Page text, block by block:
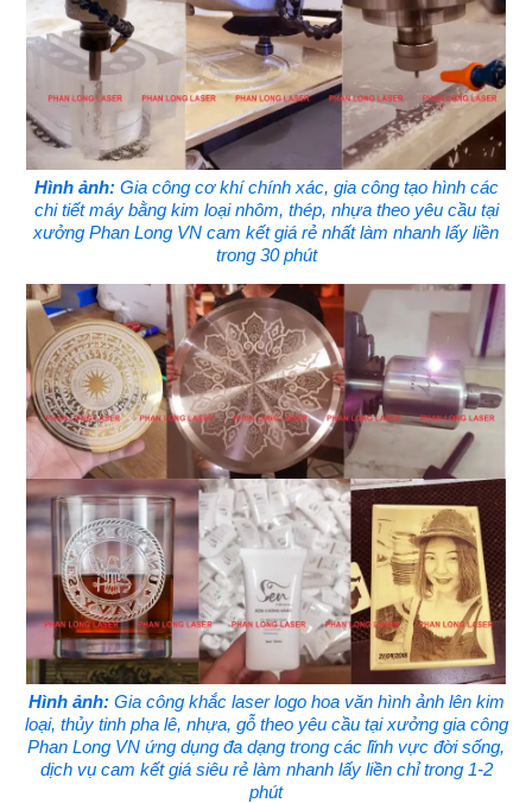
Hình ảnh:Gia công cơ khí chính xác, gia công tạo hình các
chi tiết máy bằng kim loại nhôm, thép, nhựa theo yêu cầu tại
xưởng Phan Long VN cam kết giá rẻ nhất làm nhanh lấy liền
trong 30 phút
Hình ảnh:Gia công khắc laser logo hoa văn hình ảnh lên kim
loại, thủy tinh pha lê, nhựa, gỗ theo yêu cầu tại xưởng gia công
Phan Long VN ứng dụng đa dạng trong các lĩnh vực đời sống,
dịch vụ cam kết giá siêu rẻ làm nhanh lấy liền chỉ trong 1-2
phút